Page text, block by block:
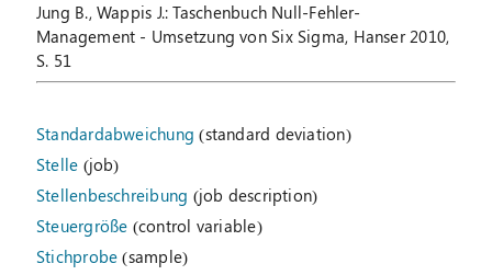
Jung B., Wappis J.: Taschenbuch Null-Fehler-
Management - Umsetzung von Six Sigma, Hanser 2010,
S. 51
Standardabweichung (standard deviation)
Stelle (job)
Stellenbeschreibung (job description)
Steuergröße (control variable)
Stichprobe (sample)